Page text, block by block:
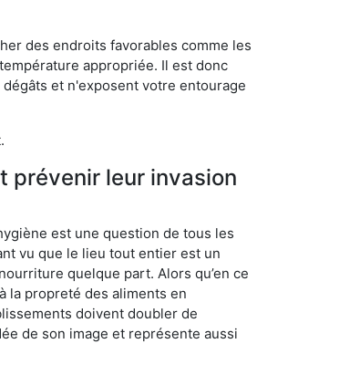
des endroits favorables comme les
appropriée. Il est donc
et n'exposent votre entourage
prévenir leur invasion
est une question de tous les
vu que le lieu tout entier est un
quelque part. Alors qu’en ce
la propreté des aliments en
doivent doubler de
de son image et représente aussi